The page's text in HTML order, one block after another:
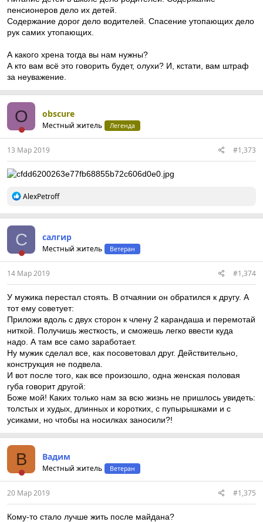
пенсионеров дело их детей.
Содержание дорог дело водителей. Спасение утопающих дело
рук самих утопающих.
А какого хрена тогда вы нам нужны?
А кто вам всё это говорить будет, олухи? И, кстати, вам штраф
за неуважение.
O obscure
Местный житель Легенда
13 Мар 2019 #1,373
Р
к
ц
и
и
:
AlexPetroff
С салгир
Местный житель Ветеран
14 Мар 2019 #1,374
У мужика перестал стоять. В отчаянии он обратился к другу. А
тот ему советует:
Приложи вдоль с двух сторон к члену 2 карандаша и перемотай
ниткой. Получишь жесткость, и сможешь легко ввести куда
надо. А там все само заработает.
Ну мужик сделал все, как посоветовал друг. Действительно,
конструкция не подвела.
И вот после того, как все произошло, одна женская половая
губа говорит другой:
Боже мой! Каких только нам за всю жизнь не пришлось увидеть:
толстых и худых, длинных и коротких, с пупырышками и с
усиками, но чтобы на носилках заносили?!
В Вадим
Местный житель Ветеран
20 Мар 2019 #1,375
Кому-то стало лучше жить после майдана?